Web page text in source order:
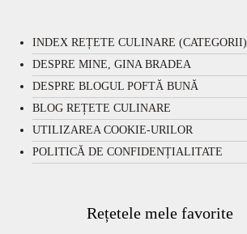
INDEX REȚETE CULINARE (CATEGORII)
DESPRE MINE, GINA BRADEA
DESPRE BLOGUL POFTĂ BUNĂ
BLOG REȚETE CULINARE
UTILIZAREA COOKIE-URILOR
POLITICĂ DE CONFIDENȚIALITATE
Rețetele mele favorite